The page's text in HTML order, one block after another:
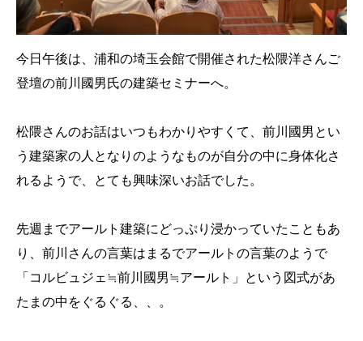
今日午後は、浦和の埼玉会館で開催された松隈洋さんご
登壇の前川國男氏の建築セミナーへ。
松隈さんのお話はいつもわかりやすくて、前川國男とい
う建築家の人となりのようなものが自分の中に身体化さ
れるようで、とても興味深いお話でした。
先週までアールト建築にどっぷり浸かっていたこともあ
り、前川さんの言葉はまるでアールトの言葉のようで
「コルビュジェ≒前川國男≒アールト」という図式があ
たまの中をぐるぐる、、。